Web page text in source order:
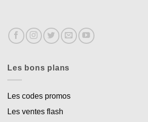
Les bons plans
Les codes promos
Les ventes flash